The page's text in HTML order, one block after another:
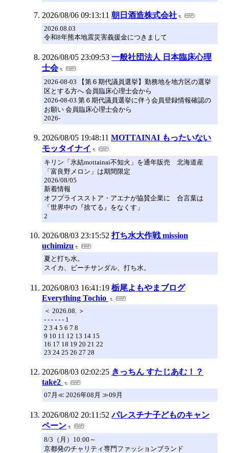
2026/08/06 09:13:11 朝日酒造株式会社
2026.08.03
令和8年熊本地震災害義援金につきまして
2026/08/05 23:09:53 一般社団法人 日本臨床心理
士会
2026-08-03 【第６期代議員選挙】勤務地を地方区の選挙
区とする方へ 会員臨床心理士会から
2026-08-03 第６期代議員選挙に伴う会員登録情報確認の
お願い 会員臨床心理士会から
2026-
2026/08/05 19:48:11 MOTTAINAI もったいない
モッタイナイ
キリン「氷結mottainai不知火」を通年販売 北海道産
「富良野メロン」は期間限定
2026/08/05
新着情報
オフプライスストア・アエナが協賛企業に 合言葉は
「世界中の『捨てる』をなくす」
2
2026/08/03 23:15:52 打ち水大作戦 mission
uchimizu
夏と打ち水。
スイカ、ビーチサンダル、打ち水。
2026/08/03 16:41:19 栃尾よもやまブログ
Everything Tochio
＜ 2026.08. ＞
- - - - - - 1
2 3 4 5 6 7 8
9 10 11 12 13 14 15
16 17 18 19 20 21 22
23 24 25 26 27 28
2026/08/03 02:02:25 きっちん すたじあむ！？
take2
07月≪ 2026年08月 ≫09月
2026/08/02 20:11:52 パレスチナ子どものキャン
ペーン
8/3（月）10:00～
京都発のチャリティ専門ファッションブランド